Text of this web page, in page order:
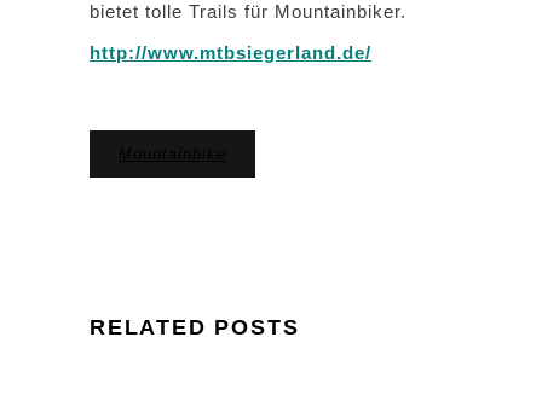
bietet tolle Trails für Mountainbiker.
http://www.mtbsiegerland.de/
RELATED POSTS